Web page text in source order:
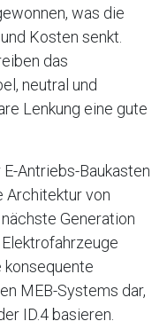
was die
Kosten senkt.
das
neutral und
Lenkung eine gute
Antriebs-Baukasten
Architektur von
Generation
MEB-Systems dar,
ID.4 basieren.